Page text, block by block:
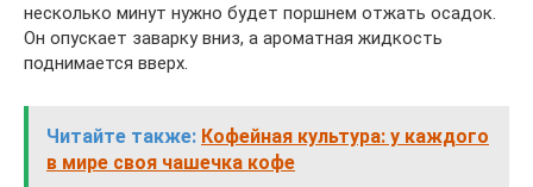
несколько минут нужно будет поршнем отжать осадок.
Он опускает заварку вниз, а ароматная жидкость
поднимается вверх.
Читайте также: Кофейная культура: у каждого
в мире своя чашечка кофе